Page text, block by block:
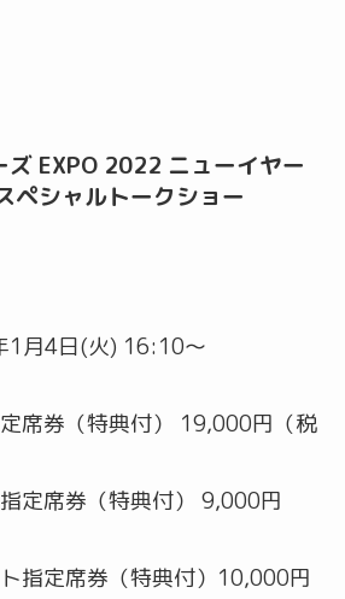
ズ EXPO 2022 ニューイヤー
ペシャルトークショー
1月4日(火) 16:10～
席券（特典付） 19,000円（税
定席券（特典付） 9,000円
指定席券（特典付）10,000円